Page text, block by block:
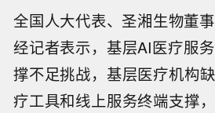
全国人大代表、圣湘生物董
经记者表示，基层AI医疗服
撑不足挑战，基层医疗机构
疗工具和线上服务终端支撑